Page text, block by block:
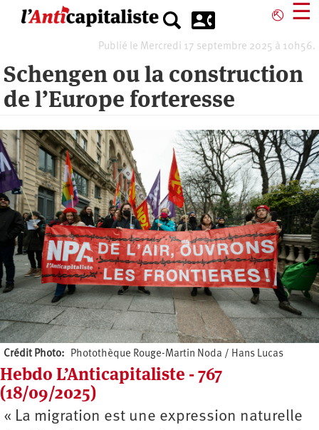
⎋ ☰
Publié le Mercredi 17 septembre 2025 à 10h56.
Schengen ou la construction
de l’Europe forteresse
Crédit Photo Photothèque Rouge-Martin Noda / Hans Lucas
Hebdo L’Anticapitaliste - 767
(18/09/2025)
« La migration est une expression naturelle